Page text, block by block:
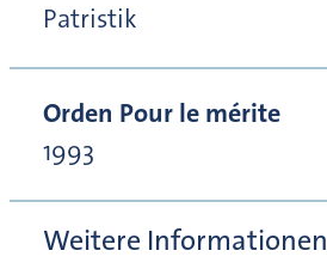
Patristik
Orden Pour le mérite
1993
Weitere Informationen